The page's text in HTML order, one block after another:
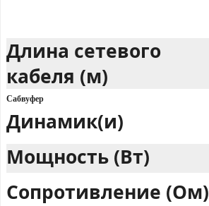
Длина сетевого
кабеля (м)
Сабвуфер
Динамик(и)
Мощность (Вт)
Сопротивление (Ом)